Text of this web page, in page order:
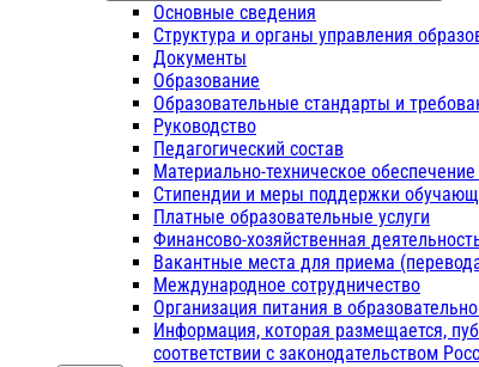
Основные сведения
Структура и органы управления
Документы
Образование
Образовательные стандарты и
Руководство
Педагогический состав
Материально-техническое
Стипендии и меры поддержки
Платные образовательные услуги
Финансово-хозяйственная
Вакантные места для приема
Международное сотрудничество
Организация питания в
Информация, которая размещается,
соответствии с законодательством